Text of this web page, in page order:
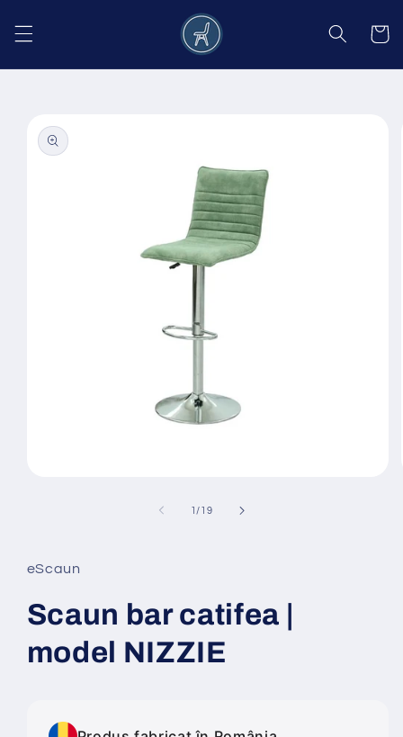
conținut
Coș
informațiile
despre
produs
fereastră
modală
1 /din
19
eScaun
Scaun bar catifea |
model NIZZIE